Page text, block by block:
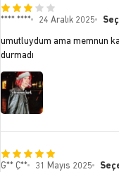
**** **** 24 Aralık 2025
umutluydum ama memnun
durmadı
G** Ç** 31 Mayıs 2025